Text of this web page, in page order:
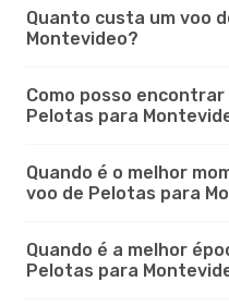
Quanto custa um voo
Montevideo?
Como posso
Pelotas para
Quando é o melhor
voo de Pelotas para
Quando é a melhor
Pelotas para